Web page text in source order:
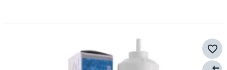
favorite_border